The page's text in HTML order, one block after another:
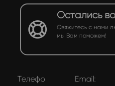
Остались
Свяжитесь с нами
мы Вам поможем!
Телефон:
Email: